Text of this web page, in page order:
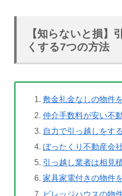
【知らないと損】
くする7つの方法
敷金礼金なしの物件
仲介手数料が安い不
自力で引っ越しをする
ぼったくり不動産会
引っ越し業者は相見
家具家電付きの物件
ビレッジハウスの物